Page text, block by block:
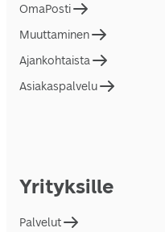
OmaPosti
Muuttaminen
Ajankohtaista
Asiakaspalvelu
Yrityksille
Palvelut